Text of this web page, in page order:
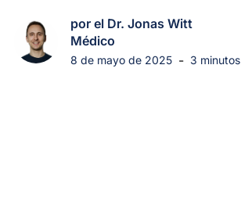
por el Dr. Jonas Witt
Médico
8 de mayo de 2025 - 3 minutos